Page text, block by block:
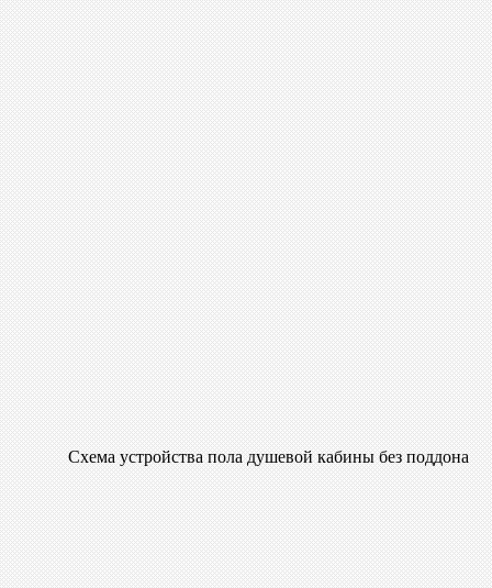
Схема устройства пола душевой кабины без поддона